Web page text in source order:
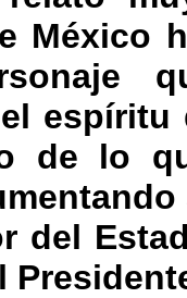
México
espíritu
de lo
del